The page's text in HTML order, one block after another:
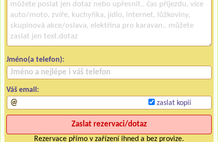
Jméno(a telefon):
Váš email:
zaslat kopii
Rezervace přímo v zařízení ihned a bez provize.